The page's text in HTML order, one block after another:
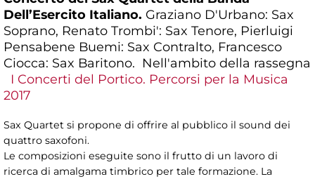
Dell’Esercito Italiano. Graziano D'Urbano: Sax
Soprano, Renato Trombi': Sax Tenore, Pierluigi
Pensabene Buemi: Sax Contralto, Francesco
Ciocca: Sax Baritono. Nell'ambito della rassegna
I Concerti del Portico. Percorsi per la Musica
2017
Sax Quartet si propone di offrire al pubblico il sound dei
quattro saxofoni.
Le composizioni eseguite sono il frutto di un lavoro di
ricerca di amalgama timbrico per tale formazione. La